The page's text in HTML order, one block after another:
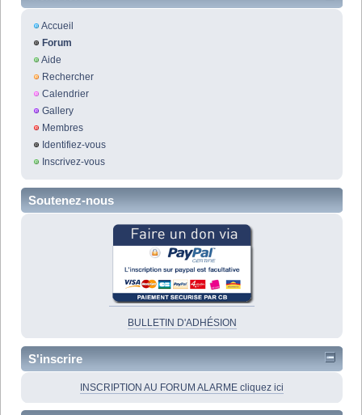
Accueil
Forum
Aide
Rechercher
Calendrier
Gallery
Membres
Identifiez-vous
Inscrivez-vous
Soutenez-nous
BULLETIN D'ADHÉSION
S'inscrire
INSCRIPTION AU FORUM ALARME cliquez ici